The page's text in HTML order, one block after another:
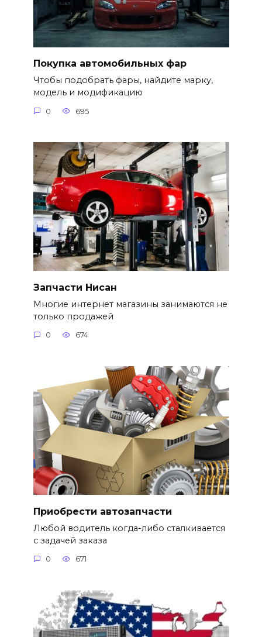
Покупка автомобильных фар
Чтобы подобрать фары, найдите марку,
модель и модификацию
0 695
Запчасти Нисан
Многие интернет магазины занимаются не
только продажей
0 674
Приобрести автозапчасти
Любой водитель когда-либо сталкивается
с задачей заказа
0 671